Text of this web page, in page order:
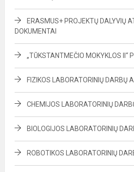
ERASMUS+ PROJEKTŲ DALYVIŲ
DOKUMENTAI
„TŪKSTANTMEČIO MOKYKLOS II“
FIZIKOS LABORATORINIŲ DARBŲ
CHEMIJOS LABORATORINIŲ
BIOLOGIJOS LABORATORINIŲ
ROBOTIKOS LABORATORINIŲ